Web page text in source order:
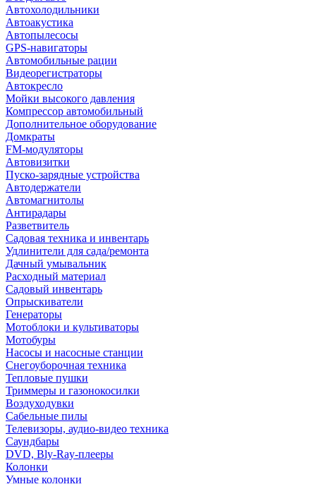
Автохолодильники
Автоакустика
Автопылесосы
GPS-навигаторы
Автомобильные рации
Видеорегистраторы
Автокресло
Мойки высокого давления
Компрессор автомобильный
Дополнительное оборудование
Домкраты
FM-модуляторы
Автовизитки
Пуско-зарядные устройства
Автодержатели
Автомагнитолы
Антирадары
Разветвитель
Садовая техника и инвентарь
Удлинители для сада/ремонта
Дачный умывальник
Расходный материал
Садовый инвентарь
Опрыскиватели
Генераторы
Мотоблоки и культиваторы
Мотобуры
Насосы и насосные станции
Снегоуборочная техника
Тепловые пушки
Триммеры и газонокосилки
Воздуходувки
Сабельные пилы
Телевизоры, аудио-видео техника
Саундбары
DVD, Bly-Ray-плееры
Колонки
Умные колонки